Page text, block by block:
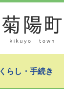
くらし・手続き